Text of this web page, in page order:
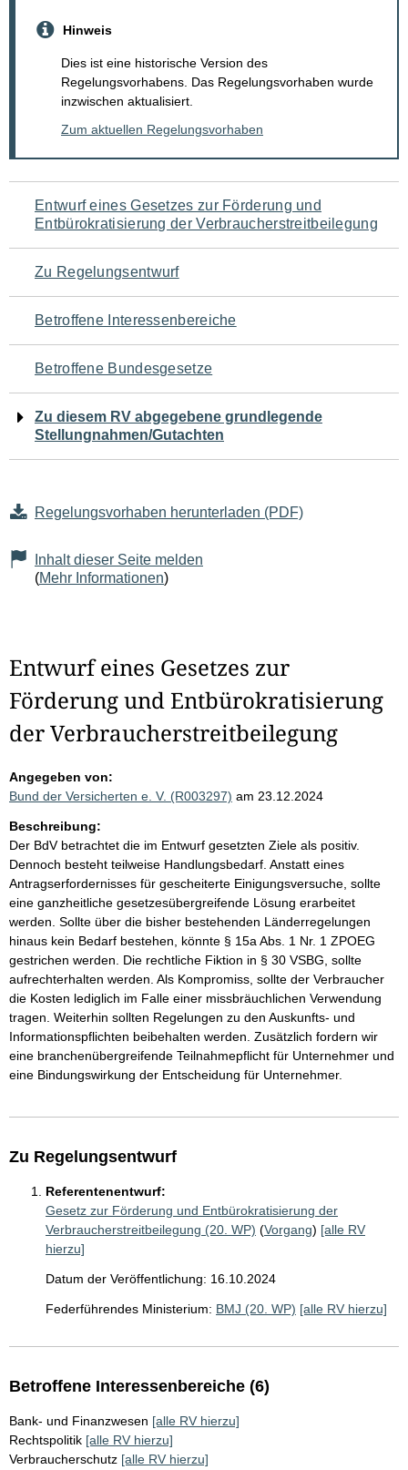
Hinweis
Dies ist eine historische Version des
Regelungsvorhabens. Das Regelungsvorhaben wurde
inzwischen aktualisiert.
Zum aktuellen Regelungsvorhaben
Navigation
für
den
Seiteninhalt
Entwurf eines Gesetzes zur Förderung und
Entbürokratisierung der Verbraucherstreitbeilegung
Zu Regelungsentwurf
Betroffene Interessenbereiche
Betroffene Bundesgesetze
Zu diesem RV abgegebene grundlegende
Stellungnahmen/Gutachten
Regelungsvorhaben herunterladen (PDF)
Inhalt dieser Seite melden
(Mehr Informationen)
Entwurf eines Gesetzes zur
Förderung und Entbürokratisierung
der Verbraucherstreitbeilegung
Angegeben von:
Bund der Versicherten e. V. (R003297) am 23.12.2024
Beschreibung:
Der BdV betrachtet die im Entwurf gesetzten Ziele als positiv.
Dennoch besteht teilweise Handlungsbedarf. Anstatt eines
Antragserfordernisses für gescheiterte Einigungsversuche, sollte
eine ganzheitliche gesetzesübergreifende Lösung erarbeitet
werden. Sollte über die bisher bestehenden Länderregelungen
hinaus kein Bedarf bestehen, könnte § 15a Abs. 1 Nr. 1 ZPOEG
gestrichen werden. Die rechtliche Fiktion in § 30 VSBG, sollte
aufrechterhalten werden. Als Kompromiss, sollte der Verbraucher
die Kosten lediglich im Falle einer missbräuchlichen Verwendung
tragen. Weiterhin sollten Regelungen zu den Auskunfts- und
Informationspflichten beibehalten werden. Zusätzlich fordern wir
eine branchenübergreifende Teilnahmepflicht für Unternehmer und
eine Bindungswirkung der Entscheidung für Unternehmer.
Zu Regelungsentwurf
Referentenentwurf:
Gesetz zur Förderung und Entbürokratisierung der
Verbraucherstreitbeilegung (20. WP) (Vorgang) [alle RV
hierzu]
Datum der Veröffentlichung: 16.10.2024
Federführendes Ministerium: BMJ (20. WP) [alle RV hierzu]
Betroffene Interessenbereiche (6)
Bank- und Finanzwesen [alle RV hierzu]
Rechtspolitik [alle RV hierzu]
Verbraucherschutz [alle RV hierzu]